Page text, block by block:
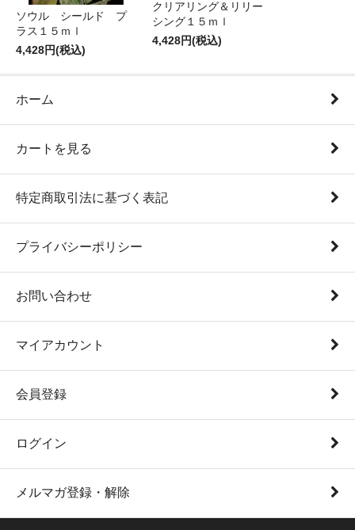
ソウル シールド プ
ラス１５ｍｌ
4,428円(税込)
クリアリング＆リリー
シング１５ｍｌ
4,428円(税込)
ホーム
カートを見る
特定商取引法に基づく表記
プライバシーポリシー
お問い合わせ
マイアカウント
会員登録
ログイン
メルマガ登録・解除